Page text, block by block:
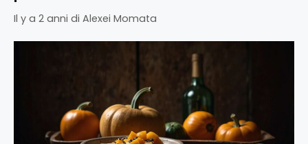
Il y a 2 anni di Alexei Momata